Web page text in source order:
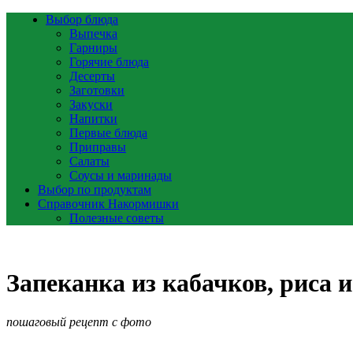
Выбор блюда
Выпечка
Гарниры
Горячие блюда
Десерты
Заготовки
Закуски
Напитки
Первые блюда
Приправы
Салаты
Соусы и маринады
Выбор по продуктам
Справочник Накормишки
Полезные советы
Запеканка из кабачков, риса
пошаговый рецепт с фото